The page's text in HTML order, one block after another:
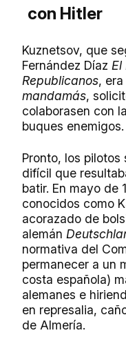
con Hitler
Kuznetsov, que
Fernández Díaz El
Republicanos,
mandamás,
colaborasen con
buques enemigos.
Pronto, los
difícil que
batir. En mayo de
conocidos como
acorazado de
alemán
normativa del
permanecer a un
costa española)
alemanes e
en represalia,
de Almería.